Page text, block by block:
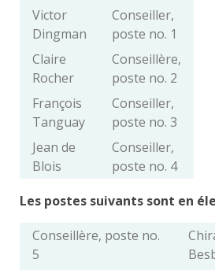
Victor
Dingman
Conseiller,
poste no. 1
Claire
Rocher
Conseillère,
poste no. 2
François
Tanguay
Conseiller,
poste no. 3
Jean de
Blois
Conseiller,
poste no. 4
Les postes suivants sont en
Conseillère, poste no.
5